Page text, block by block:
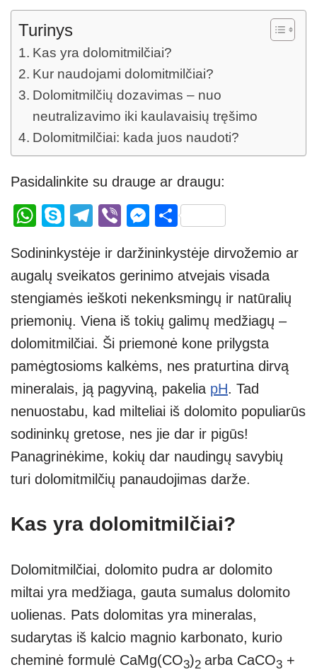
Turinys
Kas yra dolomitmilčiai?
Kur naudojami dolomitmilčiai?
Dolomitmilčių dozavimas – nuo
neutralizavimo iki kaulavaisių tręšimo
Dolomitmilčiai: kada juos naudoti?
Pasidalinkite su drauge ar draugu:
W
at
s
A
p
p
S
p
e
T
e
gr
a
m
Vi
er
M
ss
e
n
g
er
S
ar
e
Sodininkystėje ir daržininkystėje dirvožemio ar
augalų sveikatos gerinimo atvejais visada
stengiamės ieškoti nekenksmingų ir natūralių
priemonių. Viena iš tokių galimų medžiagų –
dolomitmilčiai. Ši priemonė kone prilygsta
pamėgtosioms kalkėms, nes praturtina dirvą
mineralais, ją pagyviną, pakelia pH. Tad
nenuostabu, kad milteliai iš dolomito populiarūs
sodininkų gretose, nes jie dar ir pigūs!
Panagrinėkime, kokių dar naudingų savybių
turi dolomitmilčių panaudojimas darže.
Kas yra dolomitmilčiai?
Dolomitmilčiai, dolomito pudra ar dolomito
miltai yra medžiaga, gauta sumalus dolomito
uolienas. Pats dolomitas yra mineralas,
sudarytas iš kalcio magnio karbonato, kurio
cheminė formulė CaMg(CO3)2 arba CaCO3 +